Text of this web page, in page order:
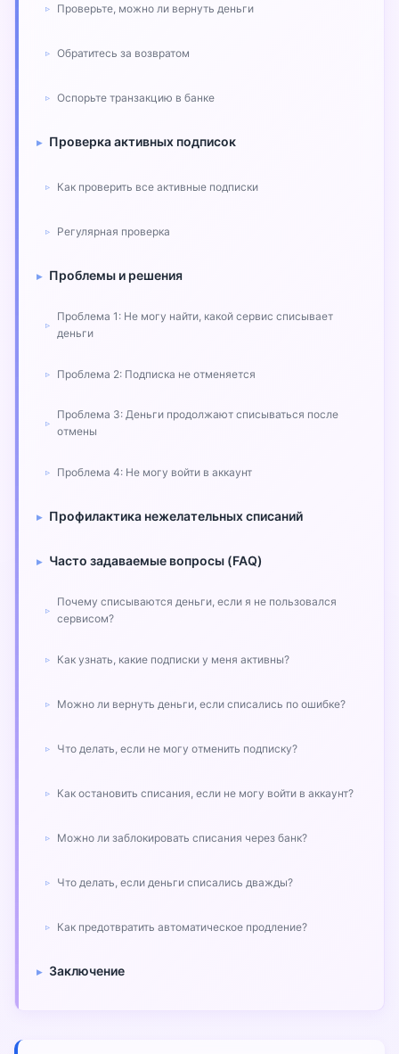
Проверьте, можно ли вернуть деньги
Обратитесь за возвратом
Оспорьте транзакцию в банке
Проверка активных подписок
Как проверить все активные подписки
Регулярная проверка
Проблемы и решения
Проблема 1: Не могу найти, какой сервис списывает
деньги
Проблема 2: Подписка не отменяется
Проблема 3: Деньги продолжают списываться после
отмены
Проблема 4: Не могу войти в аккаунт
Профилактика нежелательных списаний
Часто задаваемые вопросы (FAQ)
Почему списываются деньги, если я не пользовался
сервисом?
Как узнать, какие подписки у меня активны?
Можно ли вернуть деньги, если списались по ошибке?
Что делать, если не могу отменить подписку?
Как остановить списания, если не могу войти в аккаунт?
Можно ли заблокировать списания через банк?
Что делать, если деньги списались дважды?
Как предотвратить автоматическое продление?
Заключение